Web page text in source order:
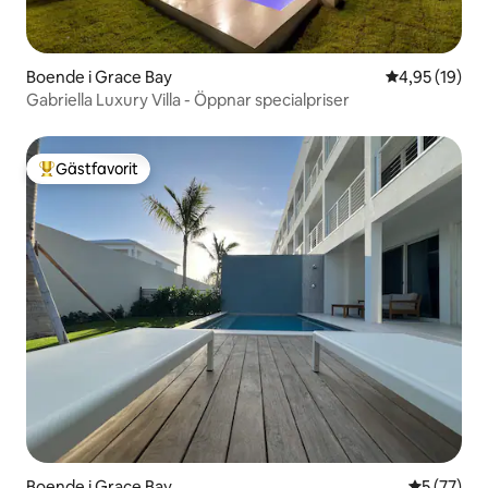
Boende i Grace Bay 4,95 av 5 i
4,95 (19)
Gabriella Luxury Villa - Öppnar specialpriser
Populär gästfavorit
Gästfavorit